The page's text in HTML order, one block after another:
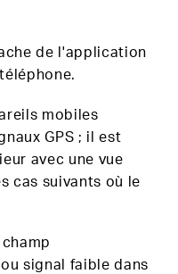
de l'application
mobiles
GPS ; il est
avec une vue
cas suivants où le
signal faible dans